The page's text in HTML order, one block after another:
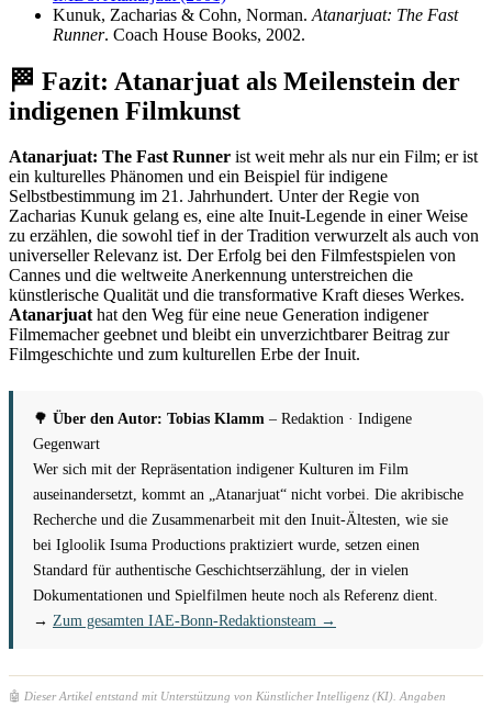
Kunuk, Zacharias & Cohn, Norman. Atanarjuat: The Fast
Runner. Coach House Books, 2002.
🏁 Fazit: Atanarjuat als Meilenstein der
indigenen Filmkunst
Atanarjuat: The Fast Runner ist weit mehr als nur ein Film; er ist
ein kulturelles Phänomen und ein Beispiel für indigene
Selbstbestimmung im 21. Jahrhundert. Unter der Regie von
Zacharias Kunuk gelang es, eine alte Inuit-Legende in einer Weise
zu erzählen, die sowohl tief in der Tradition verwurzelt als auch von
universeller Relevanz ist. Der Erfolg bei den Filmfestspielen von
Cannes und die weltweite Anerkennung unterstreichen die
künstlerische Qualität und die transformative Kraft dieses Werkes.
Atanarjuathat den Weg für eine neue Generation indigener
Filmemacher geebnet und bleibt ein unverzichtbarer Beitrag zur
Filmgeschichte und zum kulturellen Erbe der Inuit.
🌳 Über den Autor: Tobias Klamm – Redaktion · Indigene
Gegenwart
Wer sich mit der Repräsentation indigener Kulturen im Film
auseinandersetzt, kommt an „Atanarjuat“ nicht vorbei. Die akribische
Recherche und die Zusammenarbeit mit den Inuit-Ältesten, wie sie
bei Igloolik Isuma Productions praktiziert wurde, setzen einen
Standard für authentische Geschichtserzählung, der in vielen
Dokumentationen und Spielfilmen heute noch als Referenz dient.
→ Zum gesamten IAE-Bonn-Redaktionsteam →
🤖 Dieser Artikel entstand mit Unterstützung von Künstlicher Intelligenz (KI). Angaben